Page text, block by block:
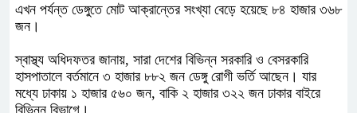
এখন পর্যন্ত ডেঙ্গুতে মোট আক্রান্তের সংখ্যা বেড়ে হয়েছে ৮৪ হাজার ৩৬৮
জন।
স্বাস্থ্য অধিদফতর জানায়, সারা দেশের বিভিন্ন সরকারি ও বেসরকারি
হাসপাতালে বর্তমানে ৩ হাজার ৮৮২ জন ডেঙ্গু রোগী ভর্তি আছেন। যার
মধ্যে ঢাকায় ১ হাজার ৫৬০ জন, বাকি ২ হাজার ৩২২ জন ঢাকার বাইরে
বিভিন্ন বিভাগে।